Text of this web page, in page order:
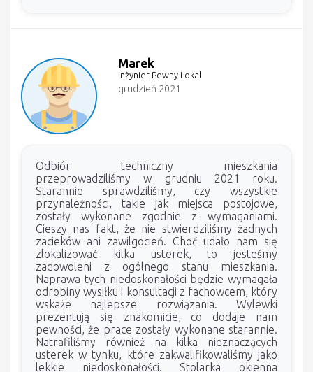
Marek
Inżynier Pewny Lokal
grudzień 2021
Odbiór techniczny mieszkania
przeprowadziliśmy w grudniu 2021 roku.
Starannie sprawdziliśmy, czy wszystkie
przynależności, takie jak miejsca postojowe,
zostały wykonane zgodnie z wymaganiami.
Cieszy nas fakt, że nie stwierdziliśmy żadnych
zacieków ani zawilgocień. Choć udało nam się
zlokalizować kilka usterek, to jesteśmy
zadowoleni z ogólnego stanu mieszkania.
Naprawa tych niedoskonałości będzie wymagała
odrobiny wysiłku i konsultacji z fachowcem, który
wskaże najlepsze rozwiązania. Wylewki
prezentują się znakomicie, co dodaje nam
pewności, że prace zostały wykonane starannie.
Natrafiliśmy również na kilka nieznaczących
usterek w tynku, które zakwalifikowaliśmy jako
lekkie niedoskonałości. Stolarka okienna